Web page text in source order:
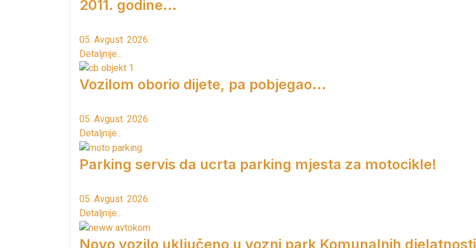
2011. godine...
05. Avgust. 2026.
Detaljnije...
Vozilom oborio dijete, pa pobjegao...
05. Avgust. 2026.
Detaljnije...
Parking servis da ucrta parking mjesta za motocikle!
05. Avgust. 2026.
Detaljnije...
Novo vozilo uključeno u vozni park Komunalnih djelatnosti